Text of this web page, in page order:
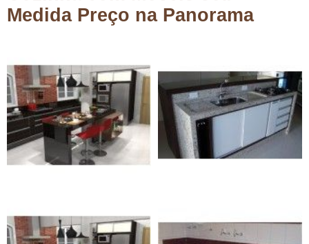
Medida Preço na Panorama